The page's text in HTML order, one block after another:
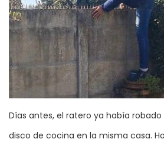
Días antes, el ratero ya había
disco de cocina en la misma casa.